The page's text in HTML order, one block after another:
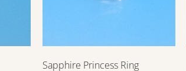
Visualização rápida
Sapphire Princess Ring